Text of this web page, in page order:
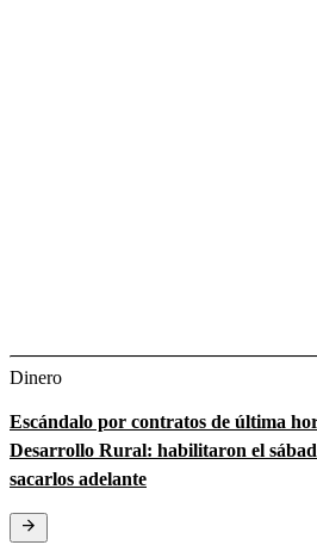
Dinero
Escándalo por contratos de última
Desarrollo Rural: habilitaron el
sacarlos adelante